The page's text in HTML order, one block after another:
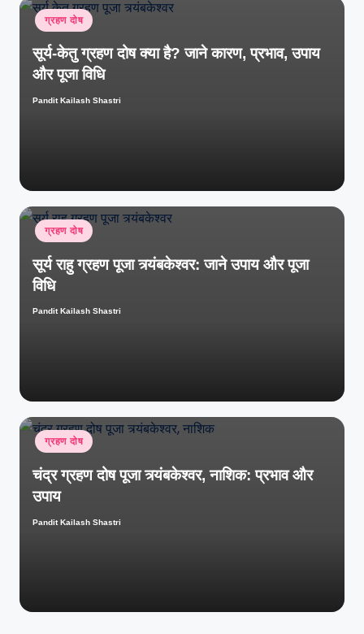
ग्रहण दोष
सूर्य-केतु ग्रहण दोष क्या है? जाने कारण, प्रभाव, उपाय
और पूजा विधि
Pandit Kailash Shastri
ग्रहण दोष
सूर्य राहु ग्रहण पूजा त्र्यंबकेश्वर: जाने उपाय और पूजा
विधि
Pandit Kailash Shastri
ग्रहण दोष
चंद्र ग्रहण दोष पूजा त्र्यंबकेश्वर, नाशिक: प्रभाव और
उपाय
Pandit Kailash Shastri